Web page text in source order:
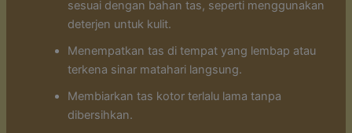
sesuai dengan bahan tas, seperti menggunakan
deterjen untuk kulit.
Menempatkan tas di tempat yang lembap atau
terkena sinar matahari langsung.
Membiarkan tas kotor terlalu lama tanpa
dibersihkan.